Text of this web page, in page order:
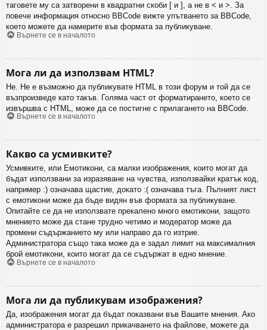
таговете му са затворени в квадратни скоби [ и ], а не в < и >. За
повече информация относно BBCode вижте упътването за BBCode,
което можете да намерите във формата за публикуване.
Върнете се в началото
Мога ли да използвам HTML?
Не. Не е възможно да публикувате HTML в този форум и той да се
възпроизведе като такъв. Голяма част от форматирането, което се
извършва с HTML, може да се постигне с прилагането на BBCode.
Върнете се в началото
Какво са усмивките?
Усмивките, или Емотикони, са малки изображения, които могат да
бъдат използвани за изразяване на чувства, използвайки кратък код,
например :) означава щастие, докато :( означава тъга. Пълният лист
с емотикони може да бъде видян във формата за публикуване.
Опитайте се да не използвате прекалено много емотикони, защото
мнението може да стане трудно четимо и модератор може да
промени съдържанието му или направо да го изтрие.
Администратора също така може да е задал лимит на максималния
брой емотикони, които могат да се съдържат в едно мнение.
Върнете се в началото
Мога ли да публикувам изображения?
Да, изображения могат да бъдат показвани във Вашите мнения. Ако
администратора е разрешил прикачването на файлове, можете да